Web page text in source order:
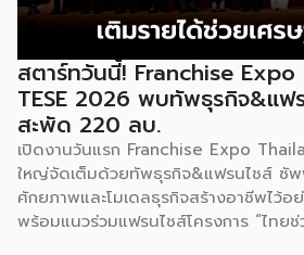
สตาร์ทวันนี้! Franchise
TESE 2026 พบทัพธุรกิจ&แฟ
สะพัด 220 ลบ.
เปิดงานวันแรก Franchise Expo
ใหญ่จัดเต็มด้วยทัพธุรกิจ&แฟรนไชส์ ซัพ
ศักยภาพและโมเดลธุรกิจสร้างอาชีพไว้อ
พร้อมแนวร่วมแฟรนไชส์โครงการ “ไทย